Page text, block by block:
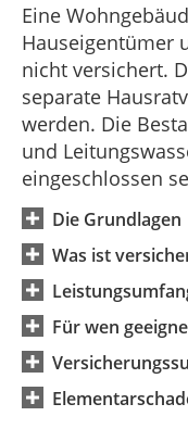
Eine
Hauseigentümer
nicht versichert.
separate
werden. Die
und
eingeschlossen
Die Grundlagen
Was ist
Für wen